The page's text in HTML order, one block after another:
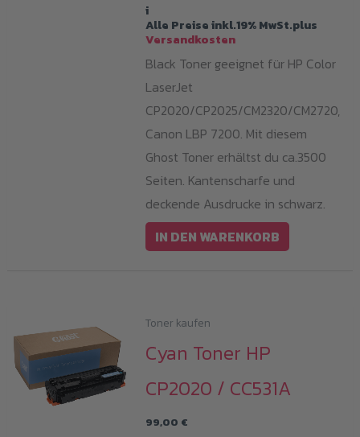
i
Alle Preise inkl.19% MwSt.plus
Versandkosten
Black Toner geeignet für HP Color
LaserJet
CP2020/CP2025/CM2320/CM2720,
Canon LBP 7200. Mit diesem
Ghost Toner erhältst du ca.3500
Seiten. Kantenscharfe und
deckende Ausdrucke in schwarz.
IN DEN WARENKORB
Toner kaufen
Cyan Toner HP
CP2020 / CC531A
99,00 €